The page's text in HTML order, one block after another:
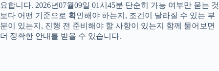
요합니다. 2026년07월09일 01시45분 단순히 가능 여부만 묻는 것
보다 어떤 기준으로 확인해야 하는지, 조건이 달라질 수 있는 부
분이 있는지, 진행 전 준비해야 할 사항이 있는지 함께 물어보면
더 정확한 안내를 받을 수 있습니다.